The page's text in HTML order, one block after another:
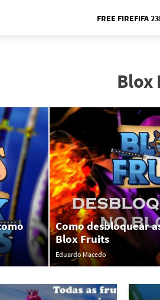
FREE FIREFIFA 23
Blox
Como desbloquear
Blox Fruits
Eduardo Macedo